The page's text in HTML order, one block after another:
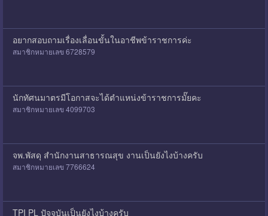
อยากสอบถามเรื่องเลื่อนขั้นในอาชีพข้าราชการค่ะ
สมาชิกหมายเลข 6728579
นักทัศนมาตรมีโอกาสจะได้ตำแหน่งข้าราชการมั๊ยคะ
สมาชิกหมายเลข 4099703
จพ.พัสดุ สำนักงานสาธารณสุข งานเป็นยังไงบ้างครับ
สมาชิกหมายเลข 7766624
TPI PL ปัจจุบันเป็นยังไงบ้างครับ